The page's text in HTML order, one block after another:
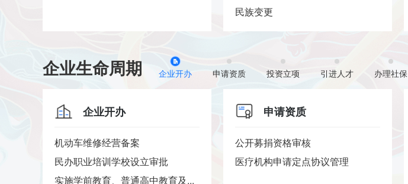
民族变更
企业生命周期 企业开办 申请资质 投资立项 引进人才 办理社保
企业开办
机动车维修经营备案
民办职业培训学校设立审批
实施学前教育、普通高中教育及...
申请资质
公开募捐资格审核
医疗机构申请定点协议管理